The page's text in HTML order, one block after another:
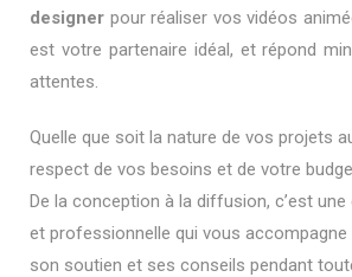
designer pour réaliser vos vidéos
est votre partenaire idéal, et répond
attentes.
Quelle que soit la nature de vos projets
respect de vos besoins et de votre
De la conception à la diffusion, c’est une
et professionnelle qui vous
son soutien et ses conseils pendant